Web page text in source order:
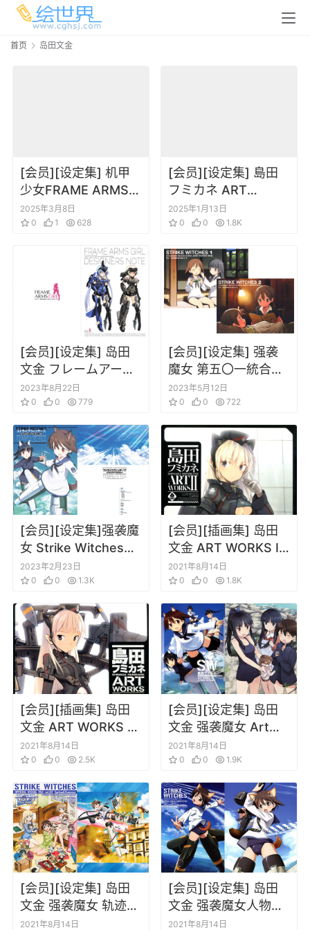
首页 岛田文金
[会员][设定集] 机甲
少女FRAME ARMS
GIRL Official
Fanbook ~和大家一
2025年3月8日
0
1 628
[会员][设定集] 島田
フミカネ ART
WORKS EXTRA
Luminous
2025年1月13日
0
0 1.8K
[会员][设定集] 岛田
文金 フレームアーム
ズ・ガール デザイナ
ーズノート
2023年8月22日
0
0 779
[会员][设定集] 强袭
魔女 第五〇一統合戦
闘航空団全記録 1+2
2023年5月12日
0
0 722
[会员][设定集]强袭魔
女 Strike Witches
ROAD to BERLIN
Official Fanbook[DL
2023年2月23日
0
0 1.3K
[会员][插画集] 岛田
文金 ART WORKS II
强袭魔女原画集
2021年8月14日
0
0 1.8K
[会员][插画集] 岛田
文金 ART WORKS 强
袭魔女画集
2021年8月14日
0
0 2.5K
[会员][设定集] 岛田
文金 强袭魔女 Art
Works of Strike
Witches原画集
2021年8月14日
0
0 1.9K
[会员][设定集] 岛田
文金 强袭魔女 轨迹的
轮舞曲 OFFICE
2021年8月14日
[会员][设定集] 岛田
文金 强袭魔女人物设
定原画设定集
2021年8月14日